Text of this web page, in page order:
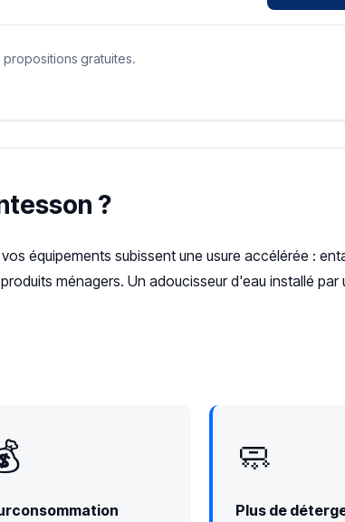
gratuites.
?
vos équipements subissent une usure accélérée :
ménagers. Un adoucisseur d'eau installé par
🧼
Plus de